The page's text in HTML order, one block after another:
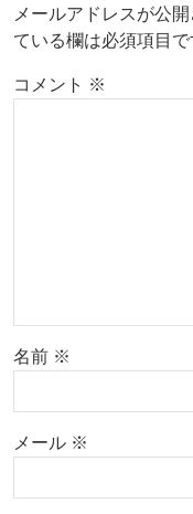
メールアドレスが公
ている欄は必須項目で
コメント ※
名前 ※
メール ※